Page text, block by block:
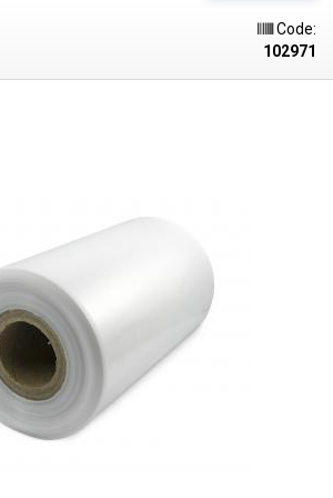
LDPE-Folie kann auch geschrumpft werden, z.
oder einer Heißluftstation, aber das Ergebnis
nur in Richtung des Tunnels. Die geschweißten
sind gesundheitlich unbedenklich, zu 100 %
geeignet (Zertifikat
als Verpackungsmedium die Anforderungen
Slg. (Verpackungsgesetz). Ideal zum
aus unserem Sortiment. Der
niedriger Dichte)
(0,030 mm)*2 Breite: 350 mm Wickellänge:
ab 105°C Schrumpfungsverhältnis: 2:1
Das Foto dient nur zu
Code:
102971